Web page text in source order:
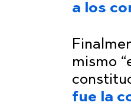
a los
mismo
fue la